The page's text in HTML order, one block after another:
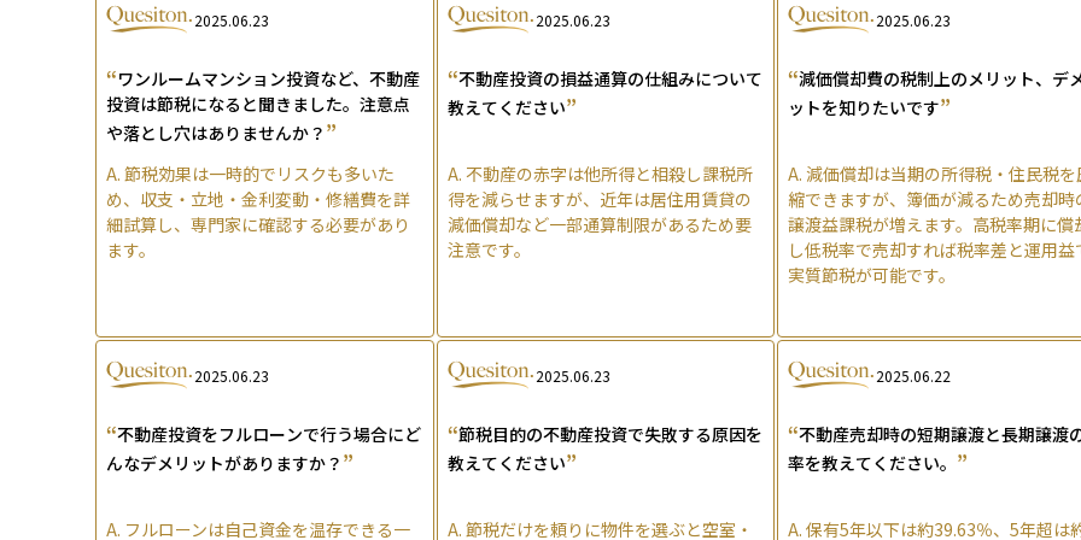
2025.06.23
“ワンルームマンション投資など、不動産
投資は節税になると聞きました。注意点
や落とし穴はありませんか？ ”
A. 節税効果は一時的でリスクも多いた
め、収支・立地・金利変動・修繕費を詳
細試算し、専門家に確認する必要があり
ます。
2025.06.23
“不動産投資の損益通算の仕組みについて
教えてください”
A. 不動産の赤字は他所得と相殺し課税所
得を減らせますが、近年は居住用賃貸の
減価償却など一部通算制限があるため要
注意です。
2025.06.23
“減価償却費の税制上のメリット、デ
ットを知りたいです”
A.減価償却は当期の所得税・住民税を
縮できますが、簿価が減るため売却時
譲渡益課税が増えます。高税率期に償
し低税率で売却すれば税率差と運用益
実質節税が可能です。
2025.06.23
“不動産投資をフルローンで行う場合にど
んなデメリットがありますか？ ”
A. フルローンは自己資金を温存できる一
2025.06.23
“節税目的の不動産投資で失敗する原因を
教えてください”
A. 節税だけを頼りに物件を選ぶと空室・
2025.06.22
“不動産売却時の短期譲渡と長期譲渡
率を教えてください。 ”
A.保有5年以下は約39.63％、5年超は